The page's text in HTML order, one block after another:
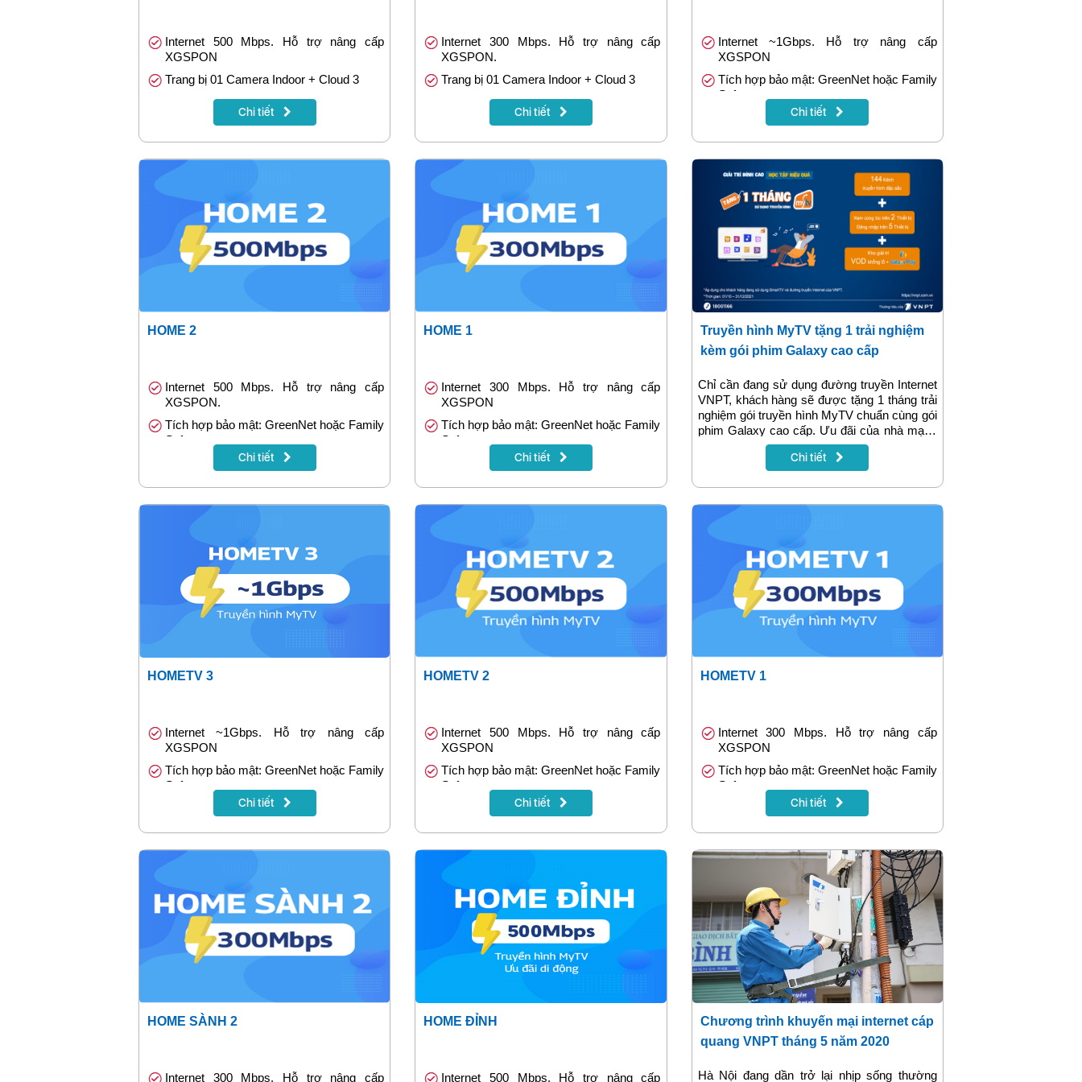
Internet 500 Mbps. Hỗ trợ nâng cấp
XGSPON
Trang bị 01 Camera Indoor + Cloud 3
Tích hợp bảo mật: GreenNet hoặc Family
Tặng 1 tháng khi đóng cước trước 12
Chi tiết
Internet 300 Mbps. Hỗ trợ nâng cấp
XGSPON.
Trang bị 01 Camera Indoor + Cloud 3
Tích hợp bảo mật: GreenNet hoặc Family
Tặng 1 tháng khi đóng cước trước 12
Chi tiết
Internet ~1Gbps. Hỗ trợ nâng cấp
XGSPON
Tích hợp bảo mật: GreenNet hoặc Family
Safe
Tặng 1 tháng khi đóng cước trước 12
Chi tiết
HOME 2
Internet 500 Mbps. Hỗ trợ nâng cấp
XGSPON.
Tích hợp bảo mật: GreenNet hoặc Family
Safe.
Tặng 1 tháng khi đóng cước trước 12
Chi tiết
HOME 1
Internet 300 Mbps. Hỗ trợ nâng cấp
XGSPON
Tích hợp bảo mật: GreenNet hoặc Family
Safe
Tặng 1 tháng khi đóng cước trước 12
Chi tiết
Truyền hình MyTV tặng 1 trải nghiệm
kèm gói phim Galaxy cao cấp
Chỉ cần đang sử dụng đường truyền Internet
VNPT, khách hàng sẽ được tặng 1 tháng trải
nghiệm gói truyền hình MyTV chuẩn cùng gói
phim Galaxy cao cấp. Ưu đãi của nhà mạng
sẽ được áp dụng đến hết năm 2021
Chi tiết
HOMETV 3
Internet ~1Gbps. Hỗ trợ nâng cấp
XGSPON
Tích hợp bảo mật: GreenNet hoặc Family
Safe
Truyền hình MyTV (App) đặc sắc
Tặng 1 tháng khi đóng cước trước 12
Chi tiết
HOMETV 2
Internet 500 Mbps. Hỗ trợ nâng cấp
XGSPON
Tích hợp bảo mật: GreenNet hoặc Family
Safe
Truyền hình MyTV (App) đặc sắc
Tặng 1 tháng khi đóng cước trước 12
Chi tiết
HOMETV 1
Internet 300 Mbps. Hỗ trợ nâng cấp
XGSPON
Tích hợp bảo mật: GreenNet hoặc Family
Safe
Truyền hình MyTV (App) đặc sắc
Tặng 1 tháng khi đóng cước trước 12
Chi tiết
HOME SÀNH 2
Internet 300 Mbps. Hỗ trợ nâng cấp
HOME ĐỈNH
Internet 500 Mbps. Hỗ trợ nâng cấp
Chương trình khuyến mại internet cáp
quang VNPT tháng 5 năm 2020
Hà Nội đang dần trở lại nhịp sống thường